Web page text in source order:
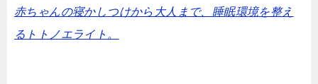
赤ちゃんの寝かしつけから大人まで、睡眠環境を整え
るトトノエライト。